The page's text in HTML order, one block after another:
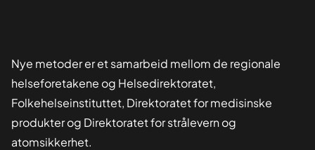
Nye metoder er et samarbeid mellom de regionale
helseforetakene og Helsedirektoratet,
Folkehelseinstituttet, Direktoratet for medisinske
produkter og Direktoratet for strålevern og
atomsikkerhet.